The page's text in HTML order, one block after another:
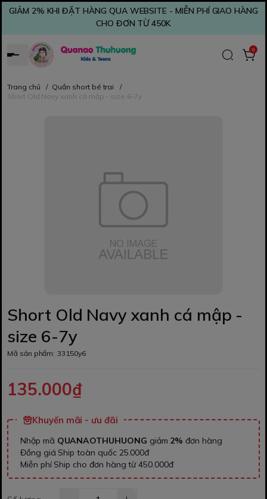
GIẢM 2% KHI ĐẶT HÀNG QUA WEBSITE - MIỄN PHÍ GIAO HÀNG
CHO ĐƠN TỪ 450K
0
Trang chủ / Quần short bé trai
/
Short Old Navy xanh cá mập - size 6-7y
Short Old Navy xanh cá mập -
size 6-7y
Mã sản phẩm: 33150y6
135.000₫
Khuyến mãi - ưu đãi
Nhập mã QUANAOTHUHUONG giảm 2% đơn hàng
Đồng giá Ship toàn quốc 25.000đ
Miễn phí Ship cho đơn hàng từ 450.000đ